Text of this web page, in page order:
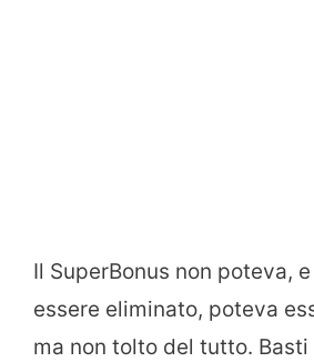
Il SuperBonus non poteva,
essere eliminato, poteva
ma non tolto del tutto. Basti